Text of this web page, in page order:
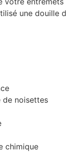
une douille
de noisettes
chimique